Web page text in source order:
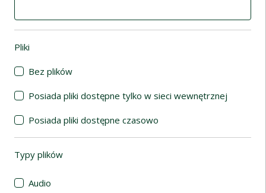
Pliki
Bez plików
Posiada pliki dostępne tylko w sieci wewnętrznej
Posiada pliki dostępne czasowo
Typy plików
Audio